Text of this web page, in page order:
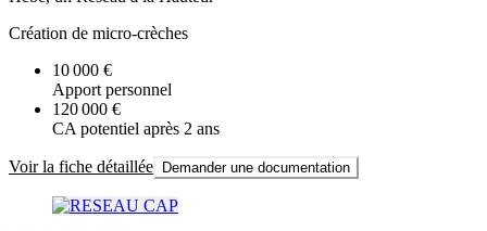
Création de micro-crèches
10 000 €
Apport personnel
120 000 €
CA potentiel après 2 ans
Voir la fiche détaillée Demander une documentation